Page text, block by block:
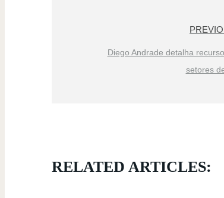
Diego Andrade detalha
setores
RELATED ARTICLES: